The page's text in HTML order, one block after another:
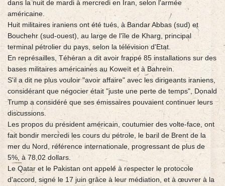
dans la nuit de mardi à mercredi en Iran, selon l'armée
américaine.
Huit militaires iraniens ont été tués, à Bandar Abbas (sud) et
Bouchehr (sud-ouest), au large de l'île de Kharg, principal
terminal pétrolier du pays, selon la télévision d'Etat.
En représailles, Téhéran a dit avoir frappé 85 installations sur des
bases militaires américaines au Koweït et à Bahreïn.
S'il a dit ne plus vouloir "avoir affaire" avec les dirigeants iraniens,
considérant que négocier était "juste une perte de temps", Donald
Trump a considéré que ses émissaires pouvaient continuer leurs
discussions.
Les propos du président américain, coutumier des volte-face, ont
fait bondir mercredi les cours du pétrole, le baril de Brent de la
mer du Nord, référence internationale, progressant de plus de
5%, à 78,02 dollars.
Le Qatar et le Pakistan ont appelé à respecter le protocole
d'accord, signé le 17 juin grâce à leur médiation, et à œuvrer à la